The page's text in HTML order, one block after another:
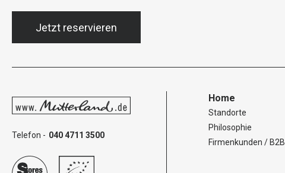
Jetzt reservieren
Telefon - 040 4711 3500
Home
Standorte
Philosophie
Firmenkunden / B2B